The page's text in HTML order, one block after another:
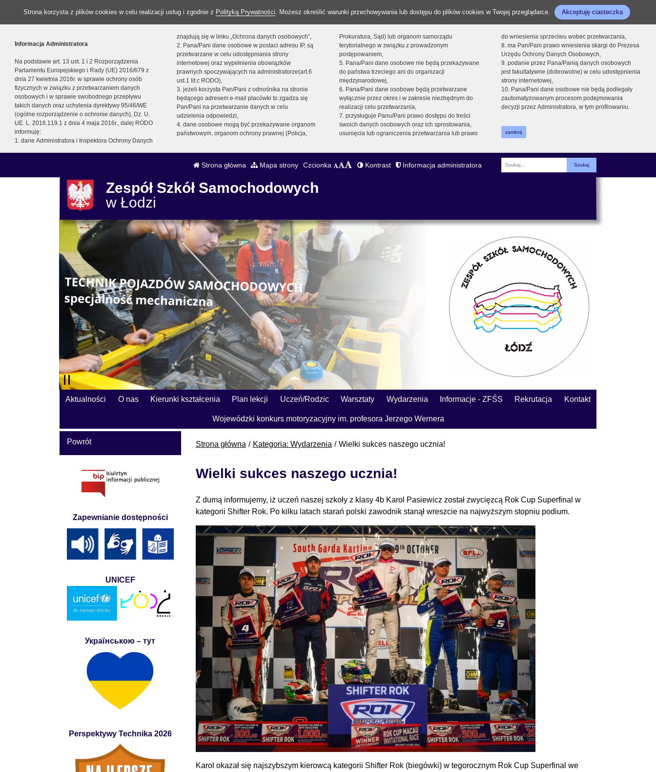
Strona korzysta z plików cookies w celu realizacji usług i zgodnie z Polityką Prywatności. Możesz określić warunki przechowywania lub dostępu do plików cookies w Twojej przeglądarce. Akceptuję ciasteczka
Informacja Administratora
Na podstawie art. 13 ust. 1 i 2 Rozporządzenia
Parlamentu Europejskiego i Rady (UE) 2016/679 z
dnia 27 kwietnia 2016r. w sprawie ochrony osób
fizycznych w związku z przetwarzaniem danych
osobowych i w sprawie swobodnego przepływu
takich danych oraz uchylenia dyrektywy 95/46/WE
(ogólne rozporządzenie o ochronie danych), Dz. U.
UE. L. 2016.119.1 z dnia 4 maja 2016r., dalej RODO
informuję:
1. dane Administratora i Inspektora Ochrony Danych
znajdują się w linku „Ochrona danych osobowych”,
2. Pana/Pani dane osobowe w postaci adresu IP, są
przetwarzane w celu udostępniania strony
internetowej oraz wypełnienia obowiązków
prawnych spoczywających na administratorze(art.6
ust.1 lit.c RODO),
3. jeżeli korzysta Pan/Pani z odnośnika na stronie
będącego adresem e-mail placówki to zgadza się
Pan/Pani na przetwarzanie danych w celu
udzielenia odpowiedzi,
4. dane osobowe mogą być przekazywane organom
państwowym, organom ochrony prawnej (Policja,
Prokuratura, Sąd) lub organom samorządu
terytorialnego w związku z prowadzonym
postępowaniem,
5. Pana/Pani dane osobowe nie będą przekazywane
do państwa trzeciego ani do organizacji
międzynarodowej,
6. Pana/Pani dane osobowe będą przetwarzane
wyłącznie przez okres i w zakresie niezbędnym do
realizacji celu przetwarzania,
7. przysługuje Panu/Pani prawo dostępu do treści
swoich danych osobowych oraz ich sprostowania,
usunięcia lub ograniczenia przetwarzania lub prawo
do wniesienia sprzeciwu wobec przetwarzania,
8. ma Pan/Pani prawo wniesienia skargi do Prezesa
Urzędu Ochrony Danych Osobowych,
9. podanie przez Pana/Panią danych osobowych
jest fakultatywne (dobrowolne) w celu udostępnienia
strony internetowej,
10. Pana/Pani dane osobowe nie będą podlegały
zautomatyzowanym procesom podejmowania
decyzji przez Administratora, w tym profilowaniu.
zamknij
Strona główna Mapa strony Czcionka Kontrast Informacja administratora
Fraza
Zespół Szkół Samochodowych
w Łodzi
Aktualności O nas Kierunki kształcenia Plan lekcji Uczeń/Rodzic Warsztaty Wydarzenia Informacje - ZFŚS Rekrutacja Kontakt
Wojewódzki konkurs motoryzacyjny im. profesora Jerzego Wernera
Strona główna Kategoria: Wydarzenia Wielki sukces naszego ucznia!
Wielki sukces naszego ucznia!
Z dumą informujemy, iż uczeń naszej szkoły z klasy 4b Karol Pasiewicz został zwycięzcą Rok Cup Superfinal w
kategorii Shifter Rok. Po kilku latach starań polski zawodnik stanął wreszcie na najwyższym stopniu podium.
Karol okazał się najszybszym kierowcą kategorii Shifter Rok (biegówki) w tegorocznym Rok Cup Superfinal we
Powrót
Zapewnianie dostępności
UNICEF
Українською – тут
Perspektywy Technika 2026